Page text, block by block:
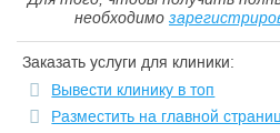
необходимо
Заказать услуги для клиники:
Вывести клинику в топ
Разместить на главной